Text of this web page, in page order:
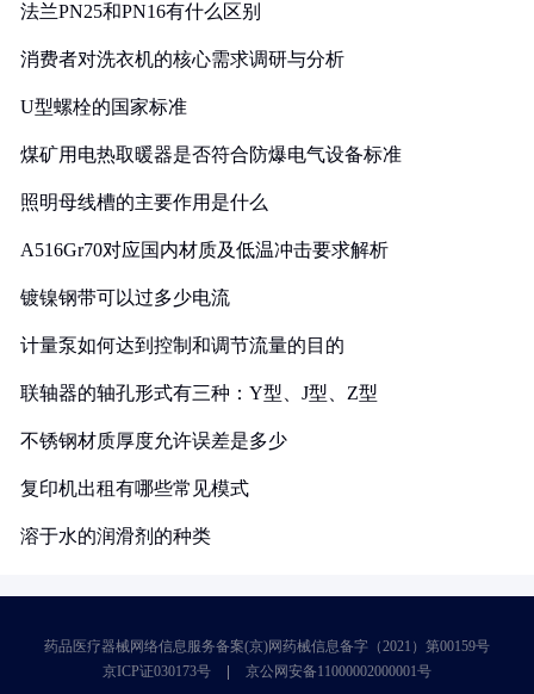
法兰PN25和PN16有什么区别
消费者对洗衣机的核心需求调研与分析
U型螺栓的国家标准
煤矿用电热取暖器是否符合防爆电气设备标准
照明母线槽的主要作用是什么
A516Gr70对应国内材质及低温冲击要求解析
镀镍钢带可以过多少电流
计量泵如何达到控制和调节流量的目的
联轴器的轴孔形式有三种：Y型、J型、Z型
不锈钢材质厚度允许误差是多少
复印机出租有哪些常见模式
溶于水的润滑剂的种类
药品医疗器械网络信息服务备案(京)网药械信息备字（2021）第00159号
京ICP证030173号
京公网安备11000002000001号